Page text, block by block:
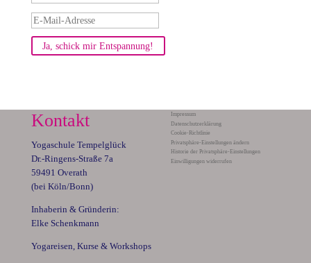
Ja, schick mir Entspannung!
Kontakt
Yogaschule Tempelglück
Dr.-Ringens-Straße 7a
59491 Overath
(bei Köln/Bonn)
Inhaberin & Gründerin:
Elke Schenkmann
Yogareisen, Kurse & Workshops
Impressum
Datenschutzerklärung
Cookie-Richtlinie
Privatsphäre-Einstellungen ändern
Historie der Privatsphäre-Einstellungen
Einwilligungen widerrufen